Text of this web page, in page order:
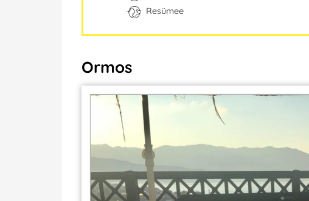
Resümee
Ormos